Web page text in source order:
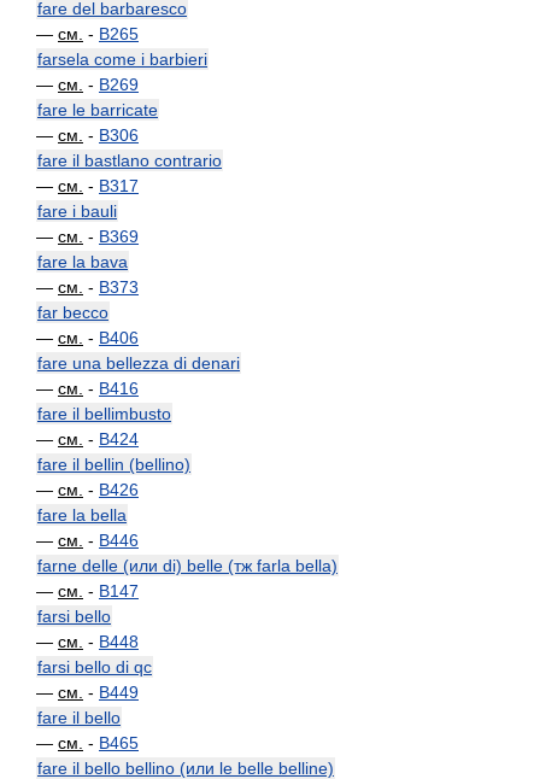
fare del barbaresco
— см. - B265
farsela come i barbieri
— см. - B269
fare le barricate
— см. - B306
fare il bastlano contrario
— см. - B317
fare i bauli
— см. - B369
fare la bava
— см. - B373
far becco
— см. - B406
fare una bellezza di denari
— см. - B416
fare il bellimbusto
— см. - B424
fare il bellin (bellino)
— см. - B426
fare la bella
— см. - B446
farne delle (или di) belle (тж farla bella)
— см. - B147
farsi bello
— см. - B448
farsi bello di qc
— см. - B449
fare il bello
— см. - B465
fare il bello bellino (или le belle belline)